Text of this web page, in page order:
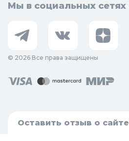
Мы в социальных сетях
© 2026 Все права защищены
Оставить отзыв о сайте